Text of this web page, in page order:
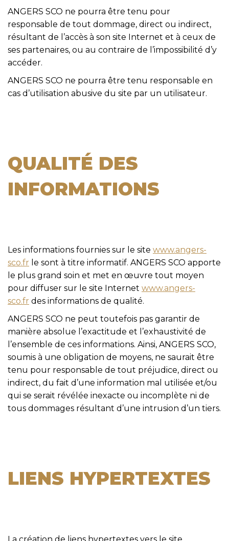
ANGERS SCO ne pourra être tenu pour
responsable de tout dommage, direct ou indirect,
résultant de l’accès à son site Internet et à ceux de
ses partenaires, ou au contraire de l’impossibilité d’y
accéder.
ANGERS SCO ne pourra être tenu responsable en
cas d’utilisation abusive du site par un utilisateur.
QUALITÉ DES
INFORMATIONS
Les informations fournies sur le site www.angers-
sco.fr le sont à titre informatif. ANGERS SCO apporte
le plus grand soin et met en œuvre tout moyen
pour diffuser sur le site Internet www.angers-
sco.fr des informations de qualité.
ANGERS SCO ne peut toutefois pas garantir de
manière absolue l’exactitude et l’exhaustivité de
l’ensemble de ces informations. Ainsi, ANGERS SCO,
soumis à une obligation de moyens, ne saurait être
tenu pour responsable de tout préjudice, direct ou
indirect, du fait d’une information mal utilisée et/ou
qui se serait révélée inexacte ou incomplète ni de
tous dommages résultant d’une intrusion d’un tiers.
LIENS HYPERTEXTES